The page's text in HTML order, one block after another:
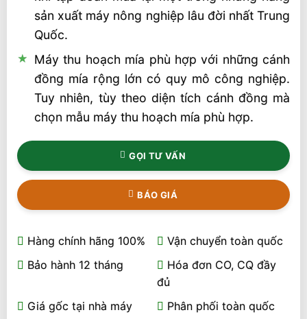
sản xuất máy nông nghiệp lâu đời nhất Trung
Quốc.
Máy thu hoạch mía phù hợp với những cánh
đồng mía rộng lớn có quy mô công nghiệp.
Tuy nhiên, tùy theo diện tích cánh đồng mà
chọn mẫu máy thu hoạch mía phù hợp.
GỌI TƯ VẤN
BÁO GIÁ
Hàng chính hãng 100%
Vận chuyển toàn quốc
Bảo hành 12 tháng
Hóa đơn CO, CQ đầy
đủ
Giá gốc tại nhà máy
Phân phối toàn quốc